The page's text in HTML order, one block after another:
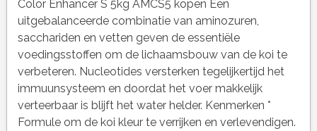
Color Enhancer S 5kg AMCS5 kopen Een
uitgebalanceerde combinatie van aminozuren,
sacchariden en vetten geven de essentiële
voedingsstoffen om de lichaamsbouw van de koi te
verbeteren. Nucleotides versterken tegelijkertijd het
immuunsysteem en doordat het voer makkelijk
verteerbaar is blijft het water helder. Kenmerken *
Formule om de koi kleur te verrijken en verlevendigen.